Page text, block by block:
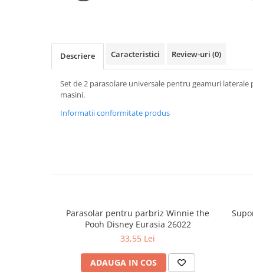
Descriere Caracteristici Review-uri (0)
Set de 2 parasolare universale pentru geamuri
masini.
Informatii conformitate produs
Parasolar pentru parbriz Winnie the
Pooh Disney Eurasia 26022
33,55 Lei
ADAUGA IN COS